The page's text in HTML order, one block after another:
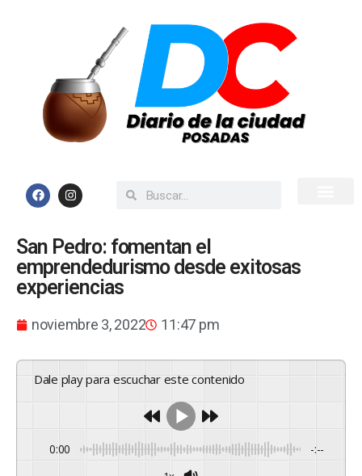
San Pedro: fomentan el
emprendedurismo desde exitosas
experiencias
noviembre 3, 2022 11:47 pm
Dale play para escuchar este contenido
0:00 -:--